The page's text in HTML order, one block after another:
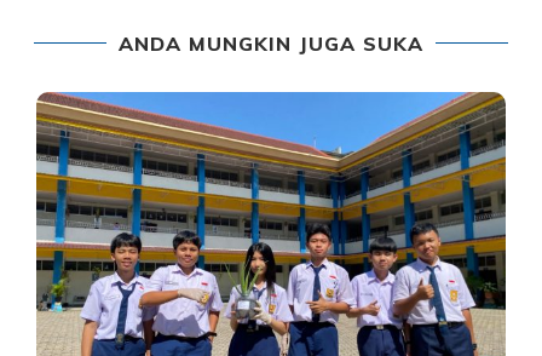
ANDA MUNGKIN JUGA SUKA